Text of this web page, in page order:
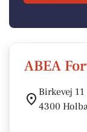
ABEA
Birkevej 11
4300